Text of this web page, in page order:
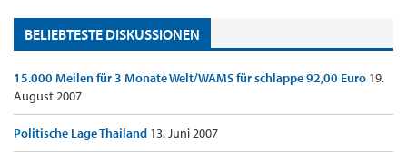
BELIEBTESTE DISKUSSIONEN
15.000 Meilen für 3 Monate Welt/WAMS für schlappe 92,00 Euro 19.
August 2007
Politische Lage Thailand 13. Juni 2007